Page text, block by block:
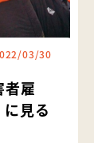
03/30
者雇
見る